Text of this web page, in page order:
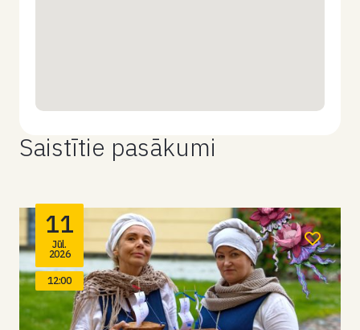
Saistītie pasākumi
11
Jūl.
2026
12:00